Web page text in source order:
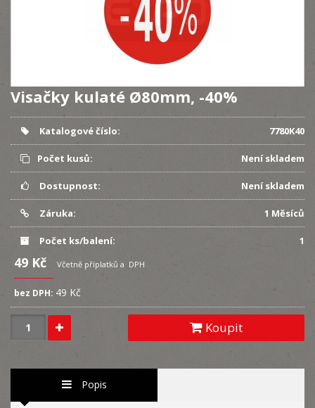
Visačky kulaté Ø80mm, -40%
Katalogové číslo: 7780K40
Počet kusů: Není skladem
Dostupnost: Není skladem
Záruka: 1 Měsíců
Počet ks/balení: 1
49 Kč Včetně příplatků a DPH
bez DPH: 49 Kč
Koupit
Popis